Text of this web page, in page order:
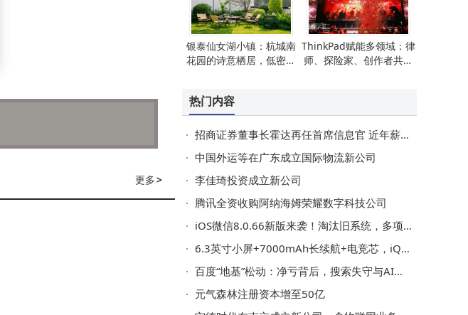
更多>
银泰仙女湖小镇：杭城南
花园的诗意栖居，低密湖
ThinkPad赋能多领域：律
师、探险家、创作者共述
热门内容
招商证券董事长霍达再任首席信息官 近年薪酬递减业绩却上扬
中国外运等在广东成立国际物流新公司
李佳琦投资成立新公司
腾讯全资收购阿纳海姆荣耀数字科技公司
iOS微信8.0.66新版来袭！淘汰旧系统，多项实用功能开启灰度测试
6.3英寸小屏+7000mAh长续航+电竞芯，iQOO新机或成小屏性能新标杆
百度“地基”松动：净亏背后，搜索失守与AI托底困境下的未来入口探寻
元气森林注册资本增至50亿